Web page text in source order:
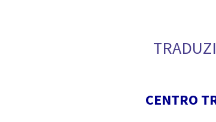
CENTRO